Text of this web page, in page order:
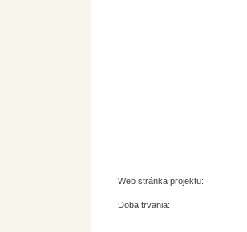
Web stránka projektu:
Doba trvania: